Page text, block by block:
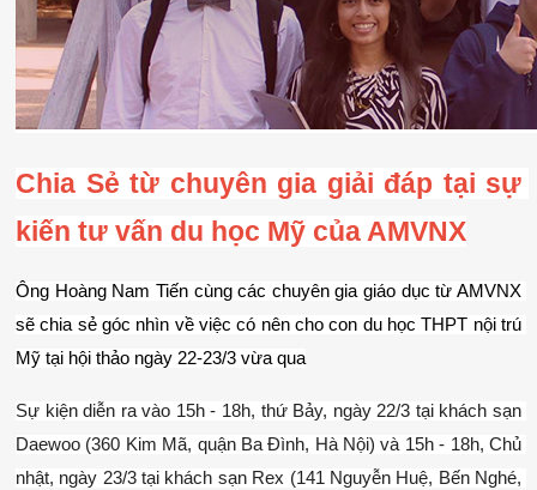
Chia Sẻ từ chuyên gia giải đáp tại sự
kiến tư vấn du học Mỹ của AMVNX
Ông Hoàng Nam Tiến cùng các chuyên gia giáo dục từ AMVNX
sẽ chia sẻ góc nhìn về việc có nên cho con du học THPT nội trú
Mỹ tại hội thảo ngày 22-23/3 vừa qua
Sự kiện diễn ra vào 15h - 18h, thứ Bảy, ngày 22/3 tại khách sạn
Daewoo (360 Kim Mã, quận Ba Đình, Hà Nội) và 15h - 18h, Chủ
nhật, ngày 23/3 tại khách sạn Rex (141 Nguyễn Huệ, Bến Nghé,